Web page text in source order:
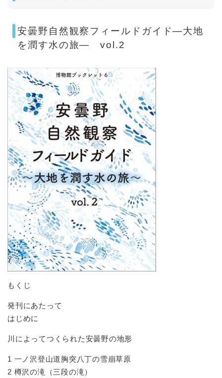
安曇野自然観察フィールドガイド―大地
を潤す水の旅― vol.2
もくじ
発刊にあたって
はじめに
川によってつくられた安曇野の地形
1 一ノ沢登山道胸突八丁の雪崩草原
2 樽沢の滝（三段の滝）